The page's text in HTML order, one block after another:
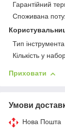
Гарантійний
Споживана
Тип інструмента
Кількість у
Приховати
Умови
Нова Пошта